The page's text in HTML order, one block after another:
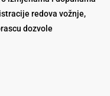
redova vožnje,
dozvole